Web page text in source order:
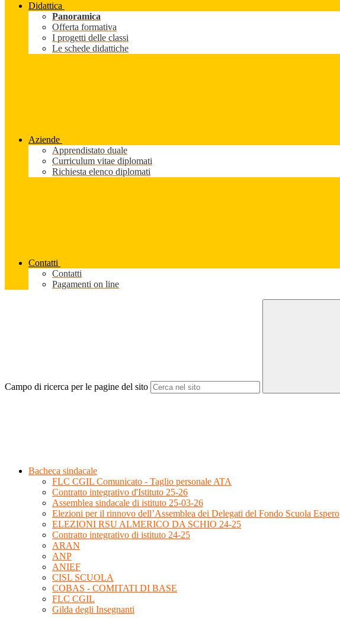
Didattica
Panoramica
Offerta formativa
I progetti delle classi
Le schede didattiche
Aziende
Apprendistato duale
Curriculum vitae diplomati
Richiesta elenco diplomati
Contatti
Contatti
Pagamenti on line
Campo di ricerca per le pagine del sito
Bacheca sindacale
FLC CGIL Comunicato - Taglio personale ATA
Contratto integrativo d'Istituto 25-26
Assemblea sindacale di istituto 25-03-26
Elezioni per il rinnovo dell’Assemblea dei Delegati del Fondo Scuola Espero
ELEZIONI RSU ALMERICO DA SCHIO 24-25
Contratto integrativo di istituto 24-25
ARAN
ANP
ANIEF
CISL SCUOLA
COBAS - COMITATI DI BASE
FLC CGIL
Gilda degli Insegnanti